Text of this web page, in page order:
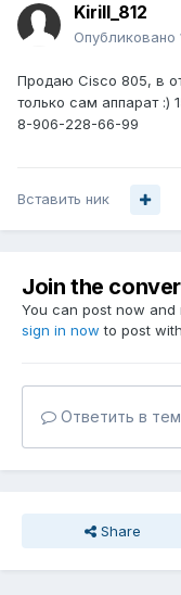
Kirill_812
Опубликовано
Продаю Cisco 805, в
только сам аппарат :)
8-906-228-66-99
Вставить ник
Join the
You can post now
sign in now to post
Ответить в
Share